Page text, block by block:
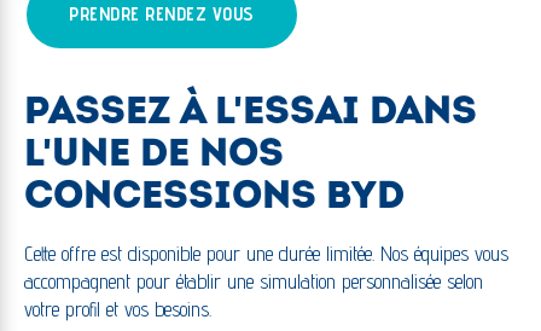
PRENDRE RENDEZ VOUS
PASSEZ À L'ESSAI DANS
L'UNE DE NOS
CONCESSIONS BYD
Cette offre est disponible pour une durée limitée. Nos équipes vous
accompagnent pour établir une simulation personnalisée selon
votre profil et vos besoins.